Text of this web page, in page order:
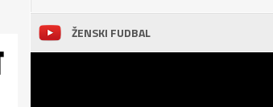
ŽENSKI FUDBAL